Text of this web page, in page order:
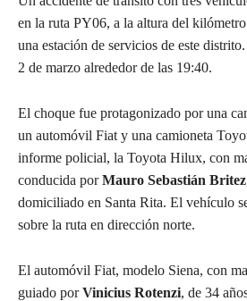
en la ruta PY06, a la altura del
una estación de servicios de este
2 de marzo alrededor de las 19:40.
El choque fue protagonizado por una
un automóvil Fiat y una camioneta
informe policial, la Toyota Hilux, con
conducida porMauro Sebastián Britez
domiciliado en Santa Rita. El vehículo
sobre la ruta en dirección norte.
El automóvil Fiat, modelo Siena, con
guiado porVinicius Rotenzi, de 34